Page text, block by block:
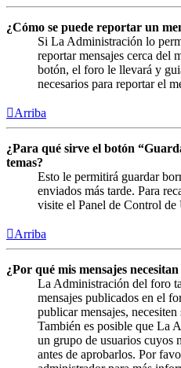
¿Cómo se puede reportar un
Si La Administración lo
reportar mensajes cerca del
botón, el foro le llevará y
necesarios para reportar el
Arriba
¿Para qué sirve el botón
temas?
Esto le permitirá guardar
enviados más tarde. Para
visite el Panel de Control de
Arriba
¿Por qué mis mensajes
La Administración del foro
mensajes publicados en el
publicar mensajes,
También es posible que La
un grupo de usuarios cuyos
antes de aprobarlos. Por